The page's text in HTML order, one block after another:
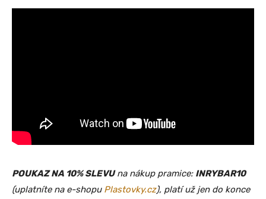
POUKAZ NA 10% SLEVUna nákup pramice: INRYBAR10
(uplatníte na e-shopu Plastovky.cz), platí už jen do konce